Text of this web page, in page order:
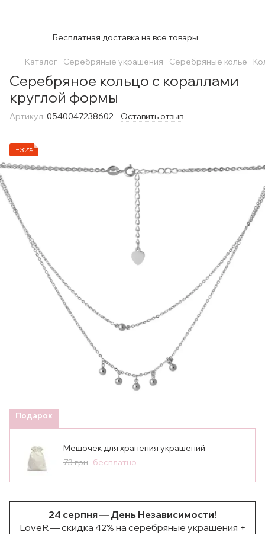
Бесплатная доставка на все товары
Каталог Серебряные украшения Серебряные колье
Серебряное кольцо с кораллами
круглой формы
Артикул: 0540047238602 Оставить отзыв
−32%
Подарок
Мешочек для хранения украшений
73 грн бесплатно
24 серпня — День Независимости!
LoveR — скидка 42% на серебряные украшения +